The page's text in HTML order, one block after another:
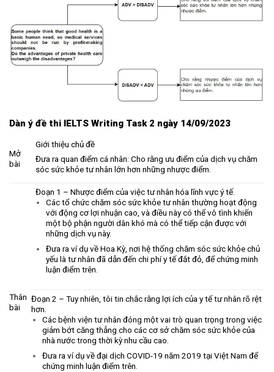
Dàn ý đề thi IELTS Writing Task 2 ngày 14/09/2023
Mở
bài
Giới thiệu chủ đề
Đưa ra quan điểm cá nhân: Cho rằng ưu điểm của dịch vụ chăm
sóc sức khỏe tư nhân lớn hơn những nhược điểm.
Thân
bài
Đoạn 1 – Nhược điểm của việc tư nhân hóa lĩnh vực ý tế.
Các tổ chức chăm sóc sức khỏe tư nhân thường hoạt động
với động cơ lợi nhuận cao, và điều này có thể vô tình khiến
một bộ phận người dân khó mà có thể tiếp cận được với
những dịch vụ này.
Đưa ra ví dụ về Hoa Kỳ, nơi hệ thống chăm sóc sức khỏe chủ
yếu là tư nhân đã dẫn đến chi phí y tế đắt đỏ, để chứng minh
luận điểm trên.
Đoạn 2 – Tuy nhiên, tôi tin chắc rằng lợi ích của y tế tư nhân rõ rệt
hơn.
Các bệnh viện tư nhân đóng một vai trò quan trọng trong việc
giảm bớt căng thẳng cho các cơ sở chăm sóc sức khỏe của
nhà nước trong thời kỳ nhu cầu cao.
Đưa ra ví dụ về đại dịch COVID-19 năm 2019 tại Việt Nam để
chứng minh luận điểm trên.